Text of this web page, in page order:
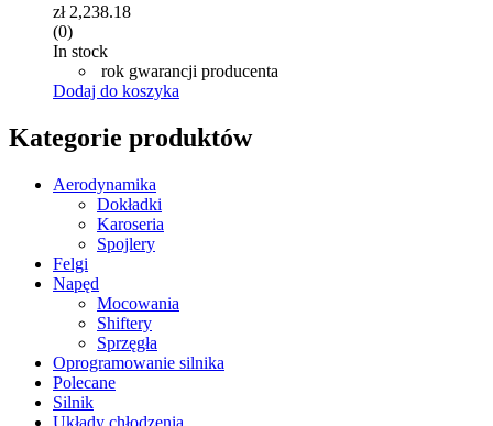
zł2,238.18
(0)
In stock
rok gwarancji producenta
Dodaj do koszyka
Kategorie produktów
Aerodynamika
Dokładki
Karoseria
Spojlery
Felgi
Napęd
Mocowania
Shiftery
Sprzęgła
Oprogramowanie silnika
Polecane
Silnik
Układy chłodzenia